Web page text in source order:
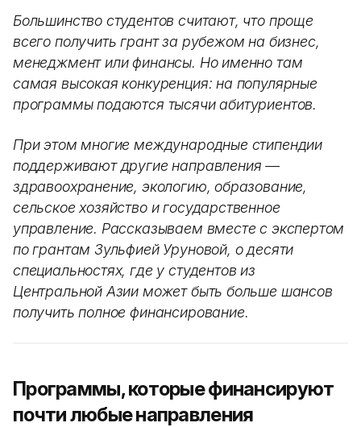
Большинство студентов считают, что проще
всего получить грант за рубежом на бизнес,
менеджмент или финансы. Но именно там
самая высокая конкуренция: на популярные
программы подаются тысячи абитуриентов.
При этом многие международные стипендии
поддерживают другие направления —
здравоохранение, экологию, образование,
сельское хозяйство и государственное
управление. Рассказываем вместе с экспертом
по грантам Зульфией Уруновой, о десяти
специальностях, где у студентов из
Центральной Азии может быть больше шансов
получить полное финансирование.
Программы, которые финансируют
почти любые направления